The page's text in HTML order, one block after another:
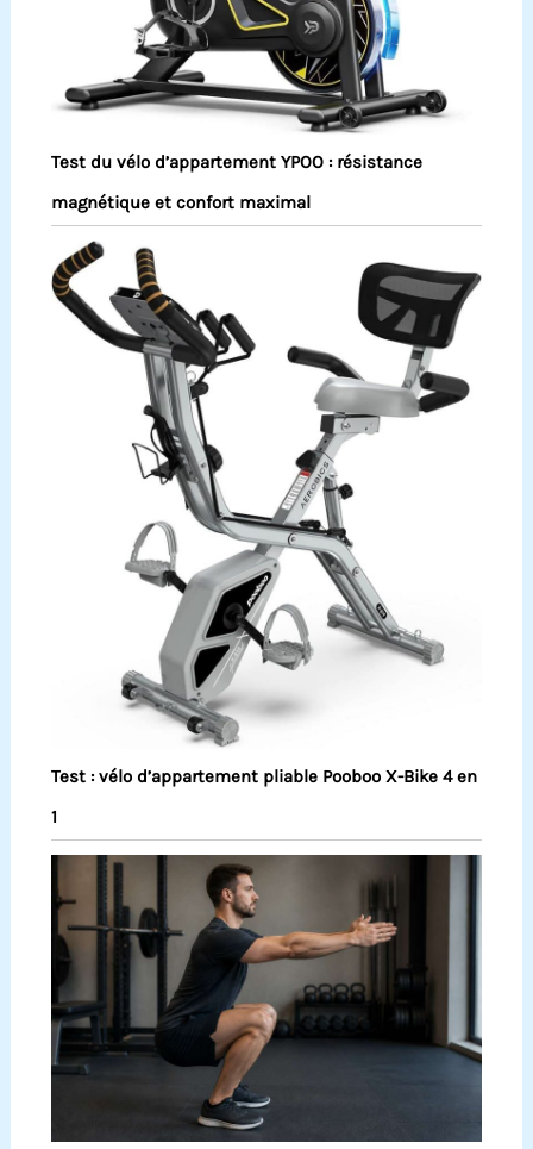
Test du vélo d’appartement YPOO : résistance
magnétique et confort maximal
Test : vélo d’appartement pliable Pooboo X-Bike 4 en
1